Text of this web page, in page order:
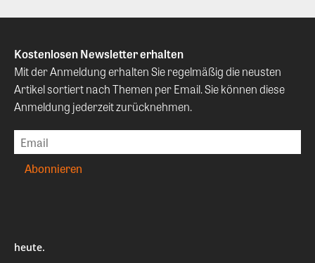
Kostenlosen Newsletter erhalten
Mit der Anmeldung erhalten Sie regelmäßig die neusten
Artikel sortiert nach Themen per Email. Sie können diese
Anmeldung jederzeit zurücknehmen.
heute.